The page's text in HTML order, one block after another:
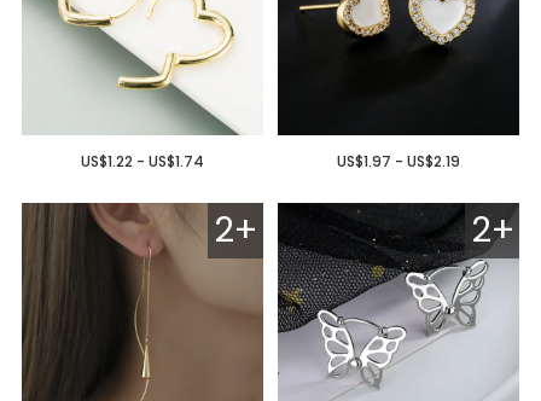
US$1.97 - US$2.19
US$1.22 - US$1.74
2+
2+